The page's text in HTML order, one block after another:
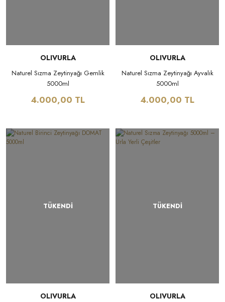
OLIVURLA
Naturel Sızma Zeytinyağı Gemlik
5000ml
4.000,00 TL
OLIVURLA
Naturel Sızma Zeytinyağı Ayvalık
5000ml
4.000,00 TL
TÜKENDİ
OLIVURLA
TÜKENDİ
OLIVURLA